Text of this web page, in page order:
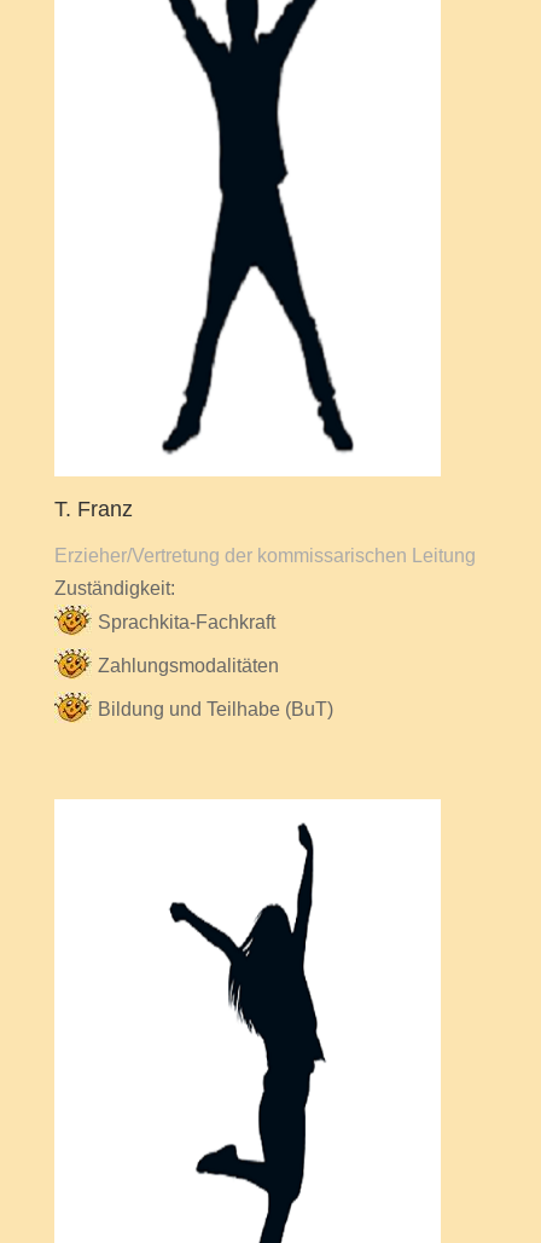
T. Franz
Erzieher/Vertretung der kommissarischen Leitung
Zuständigkeit:
Sprachkita-Fachkraft
Zahlungsmodalitäten
Bildung und Teilhabe (BuT)